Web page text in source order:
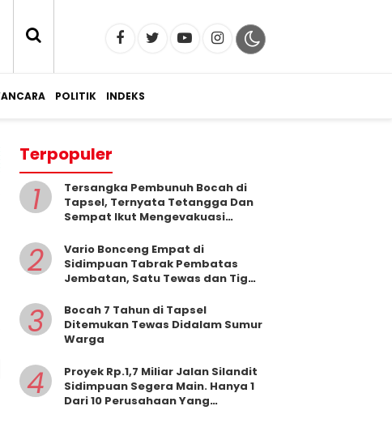
POLITIK INDEKS
Terpopuler
1
Tersangka Pembunuh Bocah di
Tapsel, Ternyata Tetangga Dan
Sempat Ikut Mengevakuasi
2
Vario Bonceng Empat di
Sidimpuan Tabrak Pembatas
Jembatan, Satu Tewas dan Tiga
3
Bocah 7 Tahun di Tapsel
Ditemukan Tewas Didalam Sumur
Warga
4
Proyek Rp.1,7 Miliar Jalan Silandit
Sidimpuan Segera Main. Hanya 1
Dari 10 Perusahaan Yang